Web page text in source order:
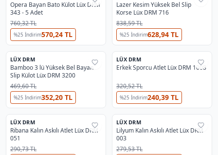
Opera Bayan Bato Külot Lüx DRM
343 - 5 Adet
760,32 TL
%25 İndirim570,24 TL
Lazer Kesim Yüksek Bel Slip
Korse Lüx DRM 716
838,59 TL
%25 İndirim628,94 TL
%25
LÜX DRM
Bamboo 3 lü Yüksek Bel Bayan
Slip Külot Lüx DRM 3200
469,60 TL
%25 İndirim352,20 TL
%25
3
LÜX DRM
Erkek Sporcu Atlet Lüx DRM 1008
320,52 TL
%25 İndirim240,39 TL
%25
3
LÜX DRM
Ribana Kalın Askılı Atlet Lüx DRM
051
290,73 TL
%25
2
LÜX DRM
Lilyum Kalın Askılı Atlet Lüx DRM
003
279,53 TL